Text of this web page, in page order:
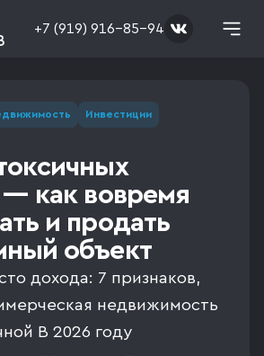
+7 (919) 916-85-94
Инвестиции
— как вовремя
и продать
объект
дохода: 7 признаков,
недвижимость
В 2026 году